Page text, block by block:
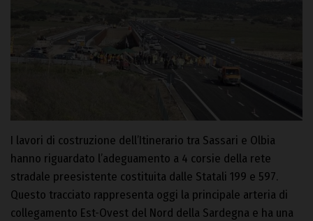
I lavori di costruzione dell’Itinerario tra Sassari e Olbia
hanno riguardato l’adeguamento a 4 corsie della rete
stradale preesistente costituita dalle Statali 199 e 597.
Questo tracciato rappresenta oggi la principale arteria di
collegamento Est-Ovest del Nord della Sardegna e ha una